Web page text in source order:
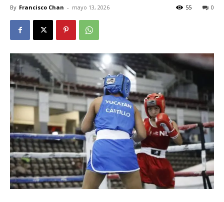
By Francisco Chan - mayo 13, 2026 0
55